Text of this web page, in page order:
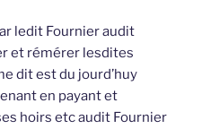
ledit Fournier audit
et rémérer lesdites
dit est du jourd’huy
en payant et
hoirs etc audit Fournier